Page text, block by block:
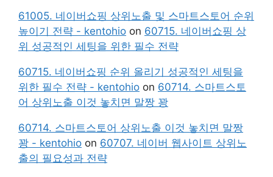
61005. 네이버쇼핑 상위노출 및 스마트스토어 순위
높이기 전략 - kentohio on 60715. 네이버쇼핑 상
위 성공적인 세팅을 위한 필수 전략
60715. 네이버쇼핑 순위 올리기 성공적인 세팅을
위한 필수 전략 - kentohio on 60714. 스마트스토
어 상위노출 이것 놓치면 말짱 꽝
60714. 스마트스토어 상위노출 이것 놓치면 말짱
꽝 - kentohio on 60707. 네이버 웹사이트 상위노
출의 필요성과 전략